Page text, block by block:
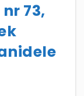
73,